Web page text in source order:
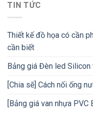
TIN TỨC
Thiết kế đồ họa có cần
cần biết
Bảng giá Đèn led
[Chia sẽ] Cách nối ống
[Bảng giá van nhựa PVC